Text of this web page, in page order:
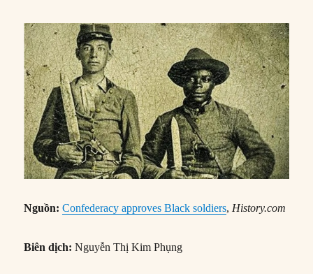
Nguồn:Confederacy approves Black soldiers,History.com
Biên dịch:Nguyễn Thị Kim Phụng